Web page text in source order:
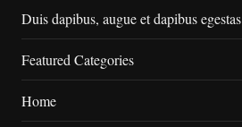
Duis dapibus, augue et dapibus egestas
Featured Categories
Home